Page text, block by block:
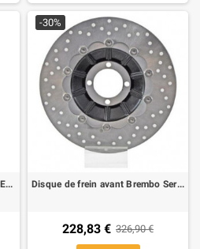
Amortisseur Arriere Bitubo WME02 pour BMW R-6, R-7, R90, R100 69-87
-30%
Disque de frein avant Brembo Serie Oro, pour BMW R 65 RT, R80 91-95, R80 RT 83-95, R 100 GS 87-95, R 100 PD
228,83 € 326,90 €